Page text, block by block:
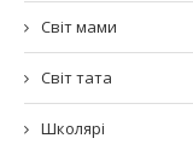
Світ мами
Світ тата
Школярі